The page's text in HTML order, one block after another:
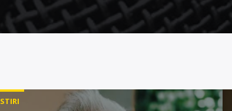
STIRI